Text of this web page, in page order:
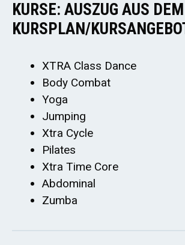
KURSE: AUSZUG AUS DEM
KURSPLAN/
XTRA Class Dance
Body Combat
Yoga
Jumping
Xtra Cycle
Pilates
Xtra Time Core
Abdominal
Zumba